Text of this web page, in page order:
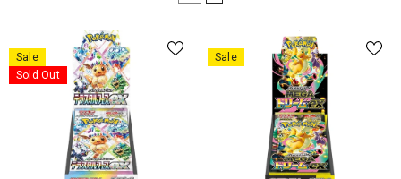
Sale
Sold Out
Sale